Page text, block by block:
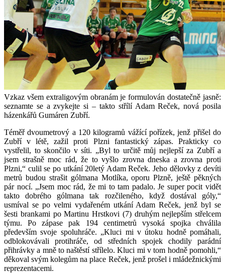
Vzkaz všem extraligovým obranám je formulován dostatečně jasně:
seznamte se a zvykejte si – takto střílí Adam Reček, nová posila
házenkářů Gumáren Zubří.
Téměř dvoumetrový a 120 kilogramů vážící pořízek, jenž přišel do
Zubří v létě, zažil proti Plzni fantastický zápas. Prakticky co
vystřelil, to skončilo v síti. „Byl to určitě můj nejlepší za Zubří a
jsem strašně moc rád, že to vyšlo zrovna dneska a zrovna proti
Plzni,“ culil se po utkání 20letý Adam Reček. Jeho dělovky z devíti
metrů budou strašit gólmana Motlíka, oporu Plzně, ještě pěkných
pár nocí. „Jsem moc rád, že mi to tam padalo. Je super pocit vidět
takto dobrého gólmana tak rozčileného, když dostával góly,“
usmíval se po velmi vydařeném utkání Adam Reček, jenž byl se
šesti brankami po Martinu Hrstkovi (7) druhým nejlepším střelcem
týmu. Po zápase pak 194 centimetrů vysoká spojka chválila
především svoje spoluhráče. „Kluci mi v útoku hodně pomáhali,
odblokovávali protihráče, od středních spojek chodily parádní
přihrávky a mně to naštěstí střílelo. Kluci mi v tom hodně pomohli,“
děkoval svým kolegům na place Reček, jenž prošel i mládežnickými
reprezentacemi.